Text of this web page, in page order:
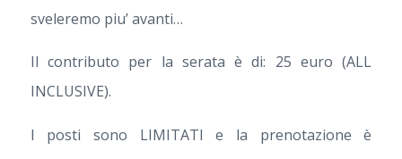
sveleremo piu’ avanti…
Il contributo per la serata è di: 25 euro (ALL
INCLUSIVE).
I posti sono LIMITATI e la prenotazione è